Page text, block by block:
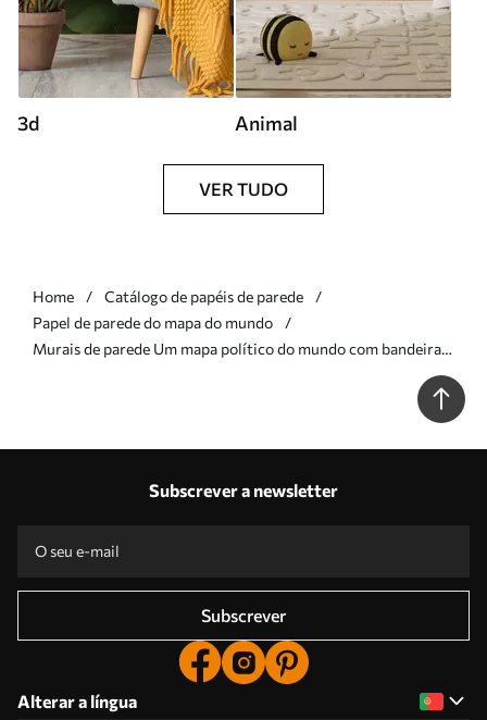
3d Animal
VER TUDO
Home
Catálogo de papéis de parede
Papel de parede do mapa do mundo
Murais de parede Um mapa político do mundo com bandeiras
Subscrever a newsletter
Subscrever
Alterar a língua